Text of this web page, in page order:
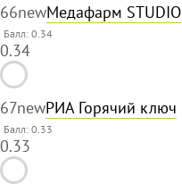
66newМедафарм STUDIO
Балл: 0.34
0.34
67newРИА Горячий ключ
Балл: 0.33
0.33